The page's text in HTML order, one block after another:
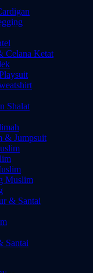
Celana Ketat
Shalat
& Jumpsuit
Muslim
& Santai
Santai